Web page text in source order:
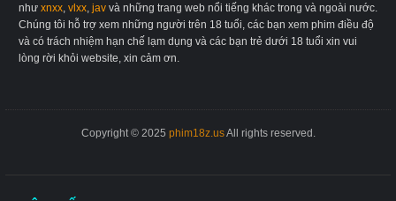
như xnxx, vlxx, jav và những trang web nổi tiếng khác trong và ngoài nước.
Chúng tôi hỗ trợ xem những người trên 18 tuổi, các bạn xem phim điều độ
và có trách nhiệm hạn chế lạm dụng và các bạn trẻ dưới 18 tuổi xin vui
lòng rời khỏi website, xin cảm ơn.
Copyright © 2025 phim18z.usAll rights reserved.